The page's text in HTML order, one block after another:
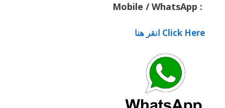
:
Mobile / WhatsApp
Click Here انقر هنا